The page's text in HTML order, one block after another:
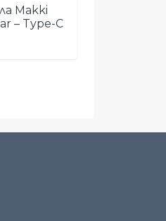
Makki
– Type-C
Viber